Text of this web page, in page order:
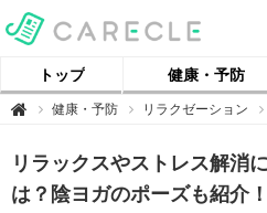
トップ 健康・予防
 【
ル
】
健康・予防 リラクゼーション
リラックスやストレス解消
は？陰ヨガのポーズも紹介！